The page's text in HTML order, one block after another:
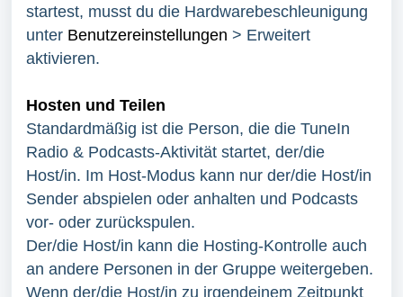
startest, musst du die Hardwarebeschleunigung
unter Benutzereinstellungen > Erweitert
aktivieren.
Hosten und Teilen
Standardmäßig ist die Person, die die TuneIn
Radio & Podcasts-Aktivität startet, der/die
Host/in. Im Host-Modus kann nur der/die Host/in
Sender abspielen oder anhalten und Podcasts
vor- oder zurückspulen.
Der/die Host/in kann die Hosting-Kontrolle auch
an andere Personen in der Gruppe weitergeben.
Wenn der/die Host/in zu irgendeinem Zeitpunkt